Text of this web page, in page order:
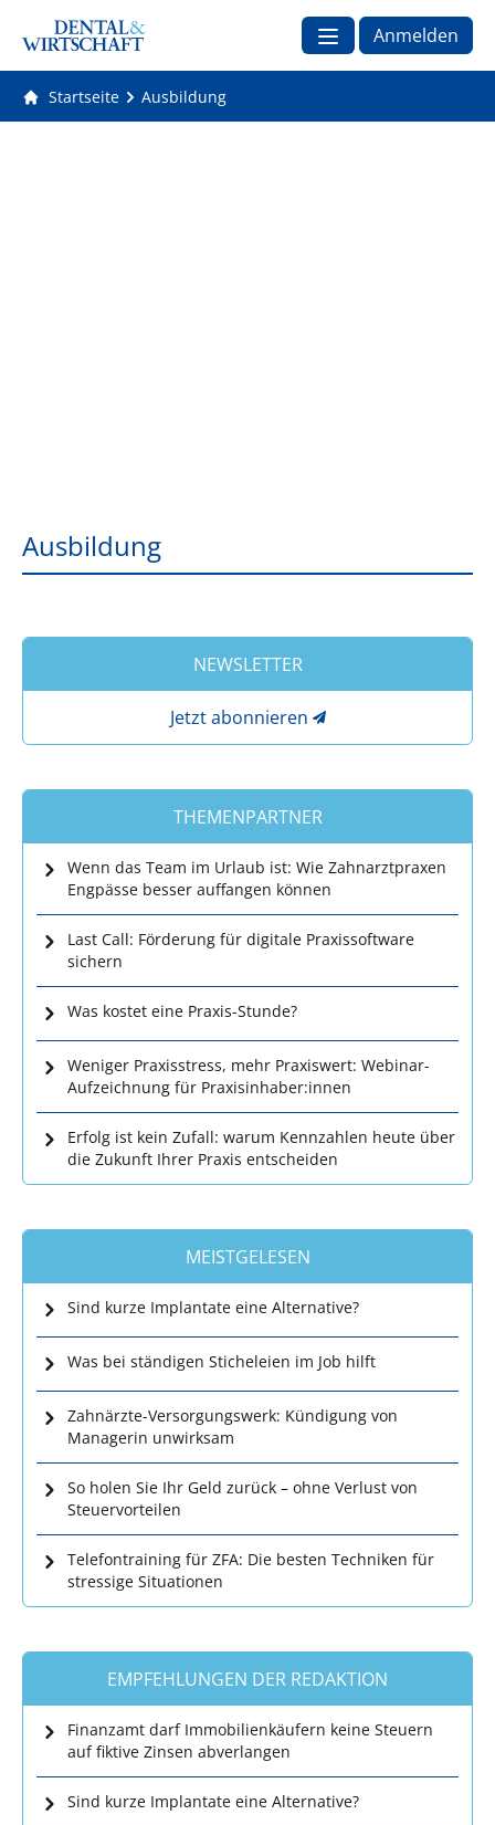
Anmelden
Startseite Ausbildung
Ausbildung
NEWSLETTER
Jetzt abonnieren
THEMENPARTNER
Wenn das Team im Urlaub ist: Wie Zahnarztpraxen
Engpässe besser auffangen können
Last Call: Förderung für digitale Praxissoftware
sichern
Was kostet eine Praxis-Stunde?
Weniger Praxisstress, mehr Praxiswert: Webinar-
Aufzeichnung für Praxisinhaber:innen
Erfolg ist kein Zufall: warum Kennzahlen heute über
die Zukunft Ihrer Praxis entscheiden
MEISTGELESEN
Sind kurze Implantate eine Alternative?
Was bei ständigen Sticheleien im Job hilft
Zahnärzte-Versorgungswerk: Kündigung von
Managerin unwirksam
So holen Sie Ihr Geld zurück – ohne Verlust von
Steuervorteilen
Telefontraining für ZFA: Die besten Techniken für
stressige Situationen
EMPFEHLUNGEN DER REDAKTION
Finanzamt darf Immobilienkäufern keine Steuern
auf fiktive Zinsen abverlangen
Sind kurze Implantate eine Alternative?